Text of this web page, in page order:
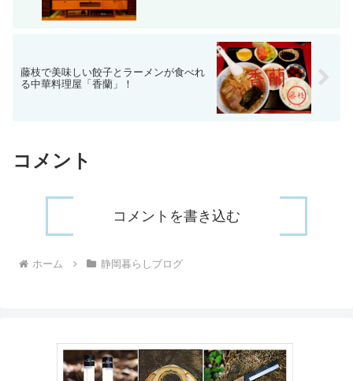
藤枝で美味しい餃子とラーメンが食べれ
る中華料理屋「香蘭」！
コメント
コメントを書き込む
ホーム 静岡暮らしブログ